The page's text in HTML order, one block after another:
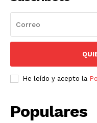
He leído y acepto la
Populares